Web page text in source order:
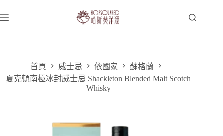
至
首頁 威士忌 依國家
蘇格蘭
夏克頓南極冰封威士忌 Shackleton Blended Malt Scotch
Whisky